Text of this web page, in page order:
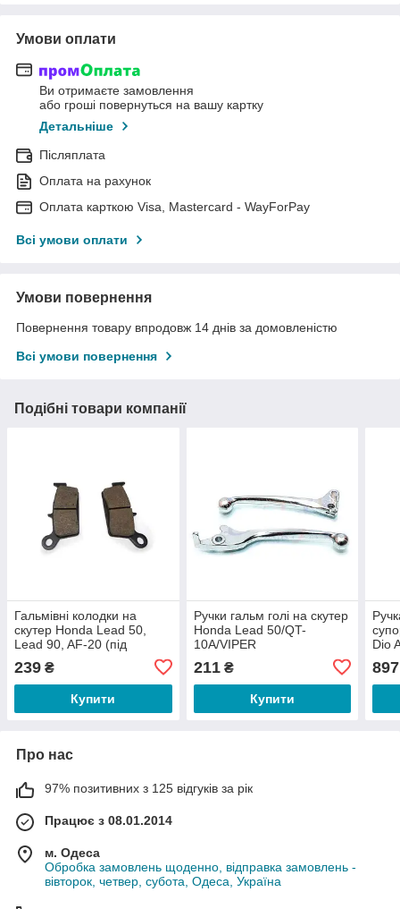
Умови оплати
Ви отримаєте замовлення
або гроші повернуться на вашу картку
Детальніше
Післяплата
Оплата на рахунок
Оплата карткою Visa, Mastercard - WayForPay
Всі умови оплати
Умови повернення
Повернення товару впродовж 14 днів за домовленістю
Всі умови повернення
Подібні товари компанії
Гальмівні колодки на
скутер Honda Lead 50,
Lead 90, AF-20 (під
239 ₴
Купити
Ручки гальм голі на скутер
Honda Lead 50/QT-
10А/VIPER
211₴
Купити
Dio
897
Про нас
97% позитивних з 125 відгуків за рік
Працює з 08.01.2014
м. Одеса
Обробка замовлень щоденно, відправка замовлень -
вівторок, четвер, субота, Одеса, Україна